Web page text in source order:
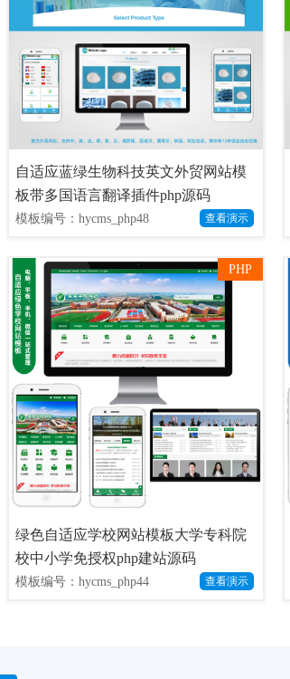
自适应蓝绿生物科技英文外贸网站模
板带多国语言翻译插件php源码
模板编号：hycms_php48 查看演示
PHP
绿色自适应学校网站模板大学专科院
校中小学免授权php建站源码
模板编号：hycms_php44 查看演示